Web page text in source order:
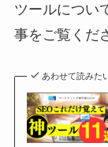
ツールについ
事をご覧くだ
あわせて読みた